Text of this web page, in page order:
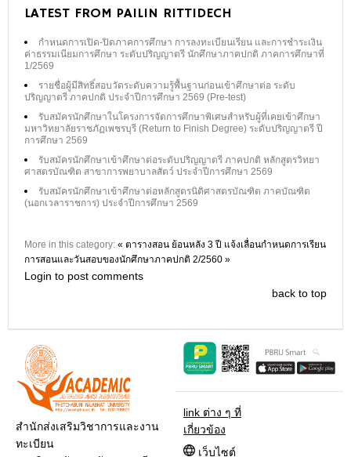
LATEST FROM PAILIN RITTIDECH
กำหนดการเปิด-ปิดภาคการศึกษา การลงทะเบียนเรียน และการชำระเงิน
ค่าธรรมเนียมการศึกษา ระดับปริญญาตรี นักศึกษาภาคปกติ ภาคการศึกษาที่
1/2569
รายชื่อผู้มีสิทธิ์สอบวัดระดับความรู้พื้นฐานก่อนเข้าศึกษาต่อ ระดับ
ปริญญาตรี ภาคปกติ ประจำปีการศึกษา 2569 (Pre-test)
รับสมัครนักศึกษาในโครงการจัดการศึกษาพิเศษสำหรับผู้ที่เคยเข้าศึกษา
มหาวิทยาลัยราชภัฏเพชรบุรี (Return to Finish Degree) ระดับปริญญาตรี ปี
การศึกษา 2569
รับสมัครนักศึกษาเข้าศึกษาต่อระดับปริญญาตรี ภาคปกติ หลักสูตรวิทยา
ศาสตรบัณฑิต สาขาการพยาบาลสัตว์ ประจำปีการศึกษา 2569
รับสมัครนักศึกษาเข้าศึกษาต่อหลักสูตรนิติศาสตรบัณฑิต ภาคบัณฑิต
(นอกเวลาราชการ) ประจำปีการศึกษา 2569
More in this category: « ตารางสอน ย้อนหลัง 3 ปี แจ้งเลื่อนกำหนดการเรียน
การสอนและวันสอบของนักศึกษาภาคปกติ 2/2560 »
Login to post comments
back to top
สำนักส่งเสริมวิชาการและงาน
ทะเบียน
link ต่าง ๆ ที่
เกี่ยวข้อง
เว็บไซต์